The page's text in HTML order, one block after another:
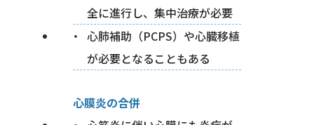
全に進行し、集中治療が必要
心肺補助（PCPS）や心臓移植
が必要となることもある
心膜炎の合併